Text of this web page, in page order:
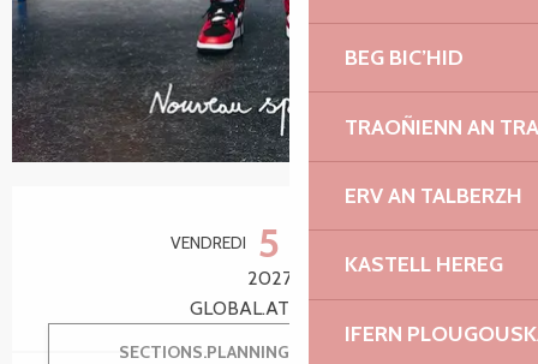
BEG BIC’HID
TRAOÑIENN AN
ERV AN TALBERZH
KASTELL HEREG
IFERN
VENDREDI 5
2027
GLOBAL.AT 20:00
SECTIONS.PLANNING.MENU.ORDER